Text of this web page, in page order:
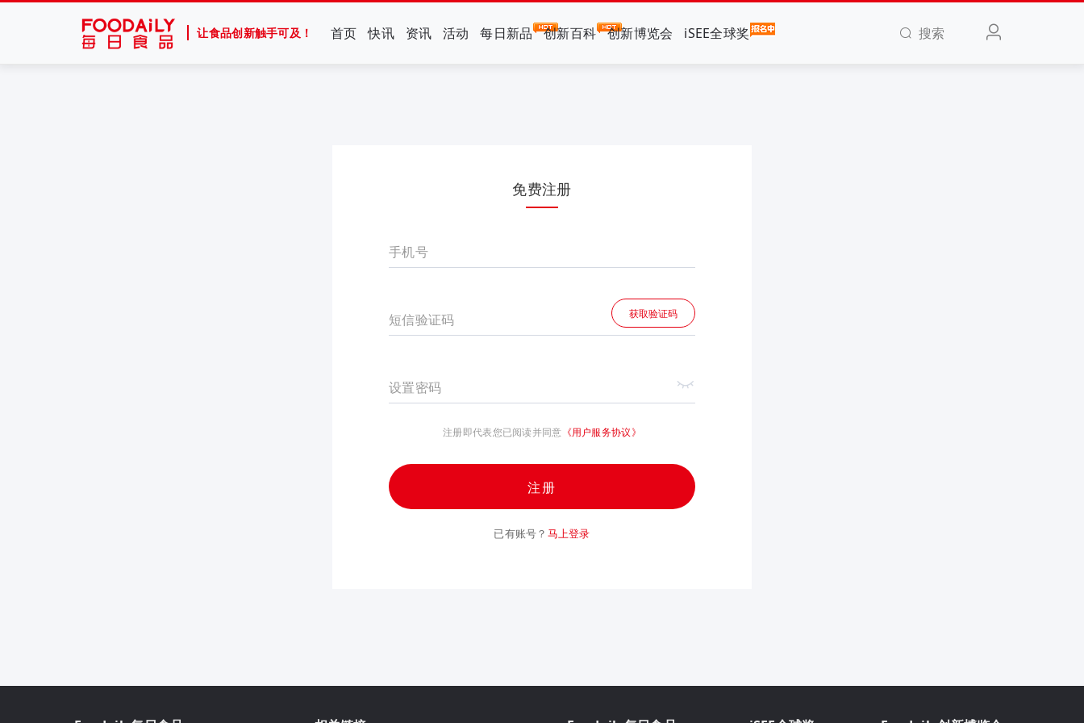
让食品创新触手可及！ 首页 快讯 资讯 活动 每日新品 创新百科 创新博览会 iSEE全球奖 搜索
免费注册
手机号
短信验证码 获取验证码
设置密码
注册即代表您已阅读并同意 《用户服务协议》
注册
已有账号？ 马上登录